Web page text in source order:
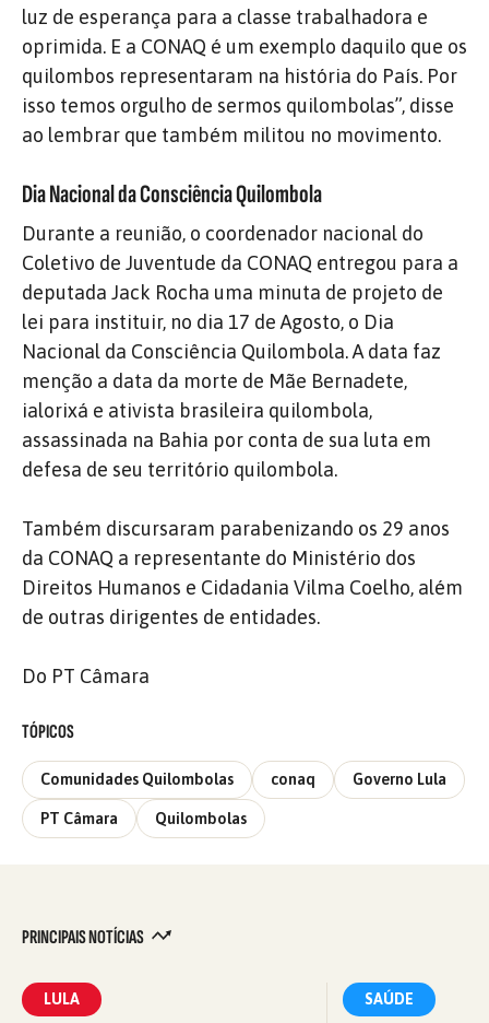
luz de esperança para a classe trabalhadora e
oprimida. E a CONAQ é um exemplo daquilo que os
quilombos representaram na história do País. Por
isso temos orgulho de sermos quilombolas”, disse
ao lembrar que também militou no movimento.
Dia Nacional da Consciência Quilombola
Durante a reunião, o coordenador nacional do
Coletivo de Juventude da CONAQ entregou para a
deputada Jack Rocha uma minuta de projeto de
lei para instituir, no dia 17 de Agosto, o Dia
Nacional da Consciência Quilombola. A data faz
menção a data da morte de Mãe Bernadete,
ialorixá e ativista brasileira quilombola,
assassinada na Bahia por conta de sua luta em
defesa de seu território quilombola.
Também discursaram parabenizando os 29 anos
da CONAQ a representante do Ministério dos
Direitos Humanos e Cidadania Vilma Coelho, além
de outras dirigentes de entidades.
Do PT Câmara
TÓPICOS
Comunidades Quilombolas conaq Governo Lula
PT Câmara Quilombolas
PRINCIPAIS NOTÍCIAS
LULA SAÚDE